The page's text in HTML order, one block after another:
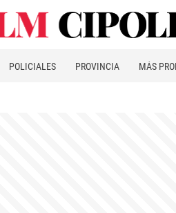
POLICIALES PROVINCIA MÁS